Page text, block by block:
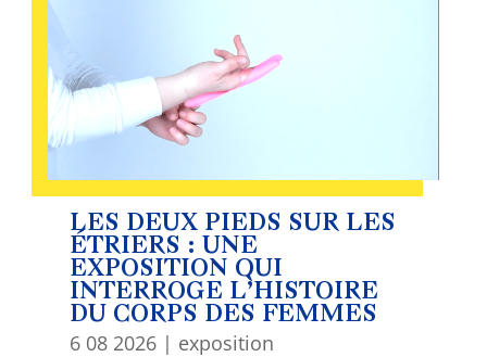
LES DEUX PIEDS SUR LES
ÉTRIERS : UNE
EXPOSITION QUI
INTERROGE L’HISTOIRE
DU CORPS DES FEMMES
6 08 2026| exposition